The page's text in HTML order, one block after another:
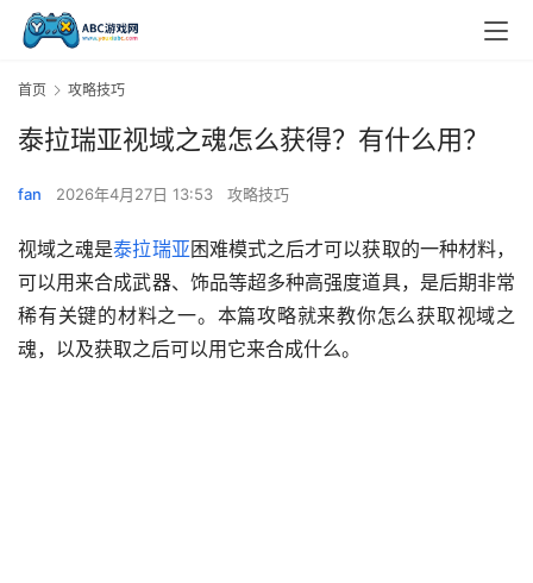
首页 攻略技巧
泰拉瑞亚视域之魂怎么获得？有什么用？
fan 2026年4月27日 13:53 攻略技巧
视域之魂是泰拉瑞亚困难模式之后才可以获取的一种材料，
可以用来合成武器、饰品等超多种高强度道具，是后期非常
稀有关键的材料之一。本篇攻略就来教你怎么获取视域之
魂，以及获取之后可以用它来合成什么。